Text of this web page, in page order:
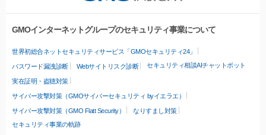
GMOインターネットグループのセキュリティ事業について
世界初総合ネットセキュリティサービス「GMOセキュリティ24」
パスワード漏洩診断 Webサイトリスク診断 セキュリティ相談AIチャットボット
実在証明・盗聴対策
サイバー攻撃対策（GMOサイバーセキュリティ byイエラエ）
サイバー攻撃対策（GMO Flatt Security）
なりすまし対策
セキュリティ事業の軌跡